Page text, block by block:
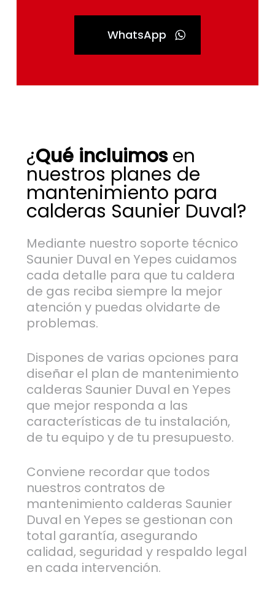
WhatsApp
¿Qué incluimosen
nuestros planes de
mantenimiento para
calderas Saunier Duval?
Mediante nuestro soporte técnico
Saunier Duval en Yepes cuidamos
cada detalle para que tu caldera
de gas reciba siempre la mejor
atención y puedas olvidarte de
problemas.
Dispones de varias opciones para
diseñar el plan de mantenimiento
calderas Saunier Duval en Yepes
que mejor responda a las
características de tu instalación,
de tu equipo y de tu presupuesto.
Conviene recordar que todos
nuestros contratos de
mantenimiento calderas Saunier
Duval en Yepes se gestionan con
total garantía, asegurando
calidad, seguridad y respaldo legal
en cada intervención.